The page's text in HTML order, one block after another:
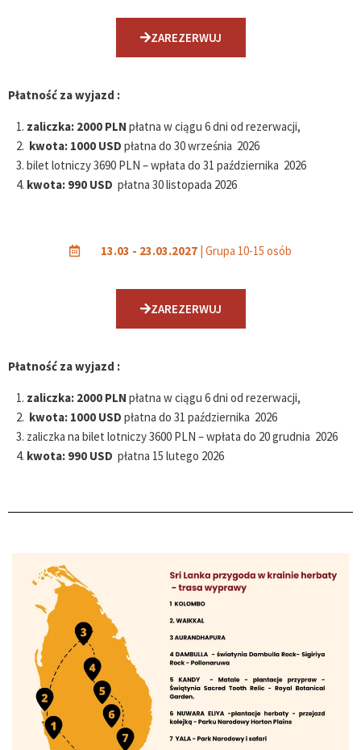
ZAREZERWUJ
Płatność za wyjazd :
zaliczka: 2000 PLN płatna w ciągu 6 dni od rezerwacji,
kwota: 1000 USD płatna do 30 września 2026
bilet lotniczy 3690 PLN – wpłata do 31 października 2026
kwota: 990 USD płatna 30 listopada 2026
13.03 - 23.03.2027 | Grupa 10-15 osób
ZAREZERWUJ
Płatność za wyjazd :
zaliczka: 2000 PLN płatna w ciągu 6 dni od rezerwacji,
kwota: 1000 USD płatna do 31 października 2026
zaliczka na bilet lotniczy 3600 PLN – wpłata do 20 grudnia 2026
kwota: 990 USD płatna 15 lutego 2026